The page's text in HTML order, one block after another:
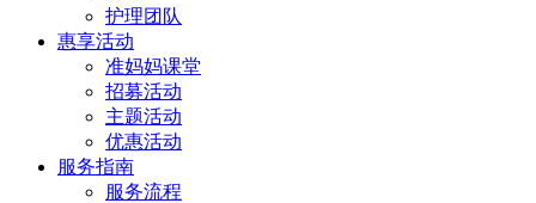
护理团队
惠享活动
准妈妈课堂
招募活动
主题活动
优惠活动
服务指南
服务流程